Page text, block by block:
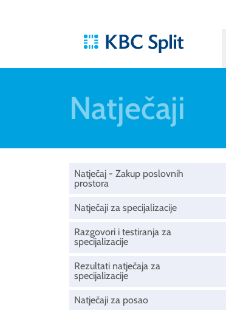
Natječaji
Natječaj - Zakup poslovnih
prostora
Natječaji za specijalizacije
Razgovori i testiranja za
specijalizacije
Rezultati natječaja za
specijalizacije
Natječaji za posao